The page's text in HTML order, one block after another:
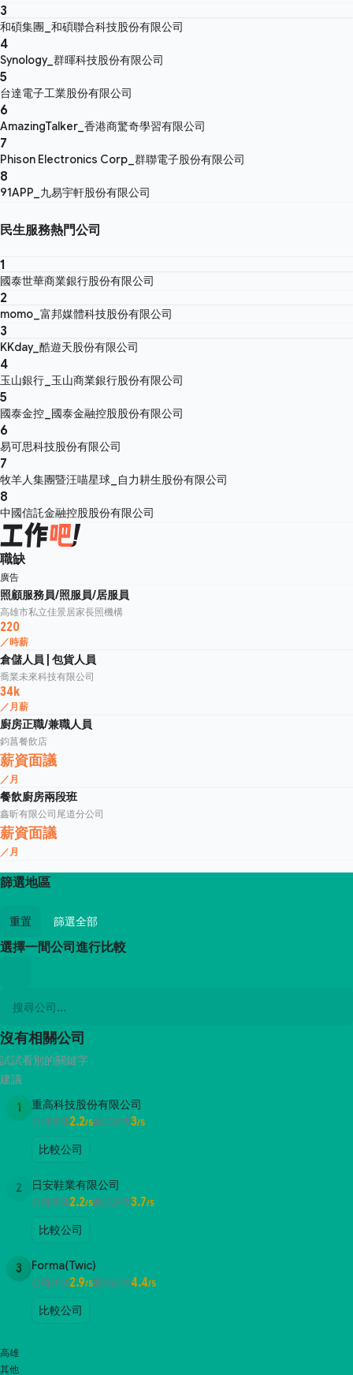
3
和碩集團_和碩聯合科技股份有限公司
4
Synology_群暉科技股份有限公司
5
台達電子工業股份有限公司
6
AmazingTalker_香港商驚奇學習有限公司
7
Phison Electronics Corp_群聯電子股份有限公司
8
91APP_九易宇軒股份有限公司
民生服務熱門公司
1
國泰世華商業銀行股份有限公司
2
momo_富邦媒體科技股份有限公司
3
KKday_酷遊天股份有限公司
4
玉山銀行_玉山商業銀行股份有限公司
5
國泰金控_國泰金融控股股份有限公司
6
易可思科技股份有限公司
7
牧羊人集團暨汪喵星球_自力耕生股份有限公司
8
中國信託金融控股股份有限公司
職缺
廣告
照顧服務員/照服員/居服員
高雄市私立佳景居家長照機構
220
／時薪
倉儲人員 | 包貨人員
喬業未來科技有限公司
34k
／月薪
廚房正職/兼職人員
鈞菖餐飲店
薪資面議
／月
餐飲廚房兩段班
鑫昕有限公司尾道分公司
薪資面議
／月
篩選地區
重置 篩選全部
選擇一間公司進行比較
沒有相關公司
試試看別的關鍵字
建議
1 重高科技股份有限公司
公司評價2.2/5面試評價3/5
比較公司
2 日安鞋業有限公司
公司評價2.2/5面試評價3.7/5
比較公司
3 Forma(Twic)
公司評價2.9/5面試評價4.4/5
比較公司
高雄
其他